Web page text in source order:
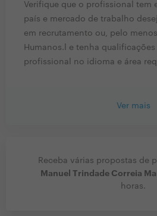
Verifique que o profissional tem
país e mercado de trabalho
em recrutamento ou, pelo
Humanos.l e tenha
profissional no idioma e área
Ver mais
Receba várias propostas de
Manuel Trindade Correia
horas.